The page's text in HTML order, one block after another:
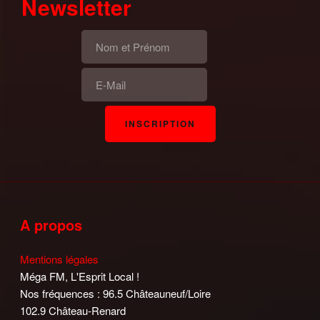
Newsletter
A propos
Mentions légales
Méga FM, L'Esprit Local !
Nos fréquences : 96.5 Châteauneuf/Loire
102.9 Château-Renard